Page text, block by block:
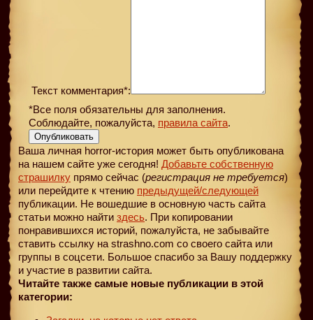
Текст комментария*:
*Все поля обязательны для заполнения.
Соблюдайте, пожалуйста, правила сайта.
Опубликовать
Ваша личная horror-история может быть опубликована
на нашем сайте уже сегодня! Добавьте собственную
страшилку прямо сейчас (регистрация не требуется)
или перейдите к чтению предыдущей/следующей
публикации. Не вошедшие в основную часть сайта
статьи можно найти здесь. При копировании
понравившихся историй, пожалуйста, не забывайте
ставить ссылку на strashno.com со своего сайта или
группы в соцсети. Большое спасибо за Вашу поддержку
и участие в развитии сайта.
Читайте также самые новые публикации в этой
категории: